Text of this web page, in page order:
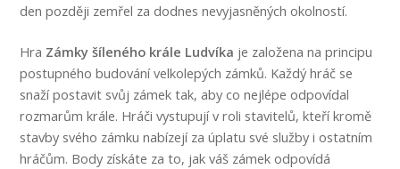
den později zemřel za dodnes nevyjasněných okolností.
Hra Zámky šíleného krále Ludvíka je založena na principu
postupného budování velkolepých zámků. Každý hráč se
snaží postavit svůj zámek tak, aby co nejlépe odpovídal
rozmarům krále. Hráči vystupují v roli stavitelů, kteří kromě
stavby svého zámku nabízejí za úplatu své služby i ostatním
hráčům. Body získáte za to, jak váš zámek odpovídá